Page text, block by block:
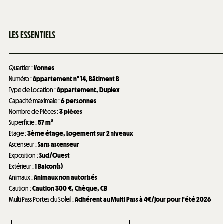
LES ESSENTIELS
Quartier:Vonnes
Numéro:Appartement n°14 Bâtiment B
Type de Location:Appartement Duplex
Capacité maximale:6 personnes
Nombre de Pièces:3 pièces
Superficie:57m²
Etage:3ème étage Logement sur 2 niveaux
Ascenseur:Sans ascenseur
Exposition:Sud/Ouest
Extérieur:1Balcon(s)
Animaux:Animaux non autorisés
Caution:Caution300 € Chèque CB
Multi Pass Portes du Soleil :Adhérent au Multi Pass à 4€/jour pour l'été 2026